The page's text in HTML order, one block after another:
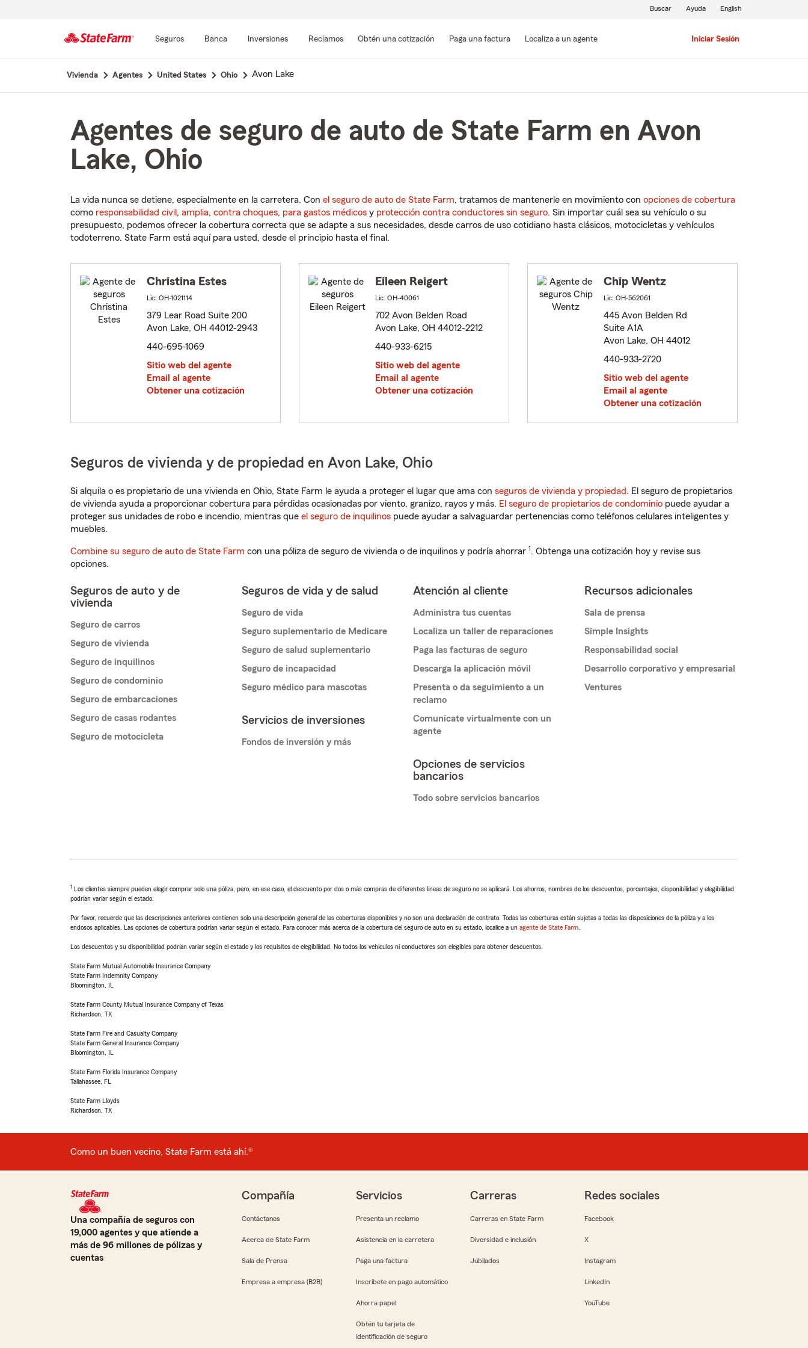
contenido
Seguros Banca Inversiones Reclamos Obtén una cotización Paga una factura Localiza a un agente Iniciar Sesión
Buscar Ayuda English
Vivienda Agentes United States Ohio Avon Lake
Agentes de seguro de auto de State Farm en Avon
Lake, Ohio
La vida nunca se detiene, especialmente en la carretera. Con el seguro de auto de State Farm, tratamos de mantenerle en movimiento con opciones de cobertura
como responsabilidad civil , amplia, contra choques, para gastos médicos y protección contra conductores sin seguro. Sin importar cuál sea su vehículo o su
presupuesto, podemos ofrecer la cobertura correcta que se adapte a sus necesidades, desde carros de uso cotidiano hasta clásicos, motocicletas y vehículos
todoterreno. State Farm está aquí para usted, desde el principio hasta el final.
Christina Estes
Lic: OH-1021114
379 Lear Road Suite 200
Avon Lake, OH 44012-2943
440-695-1069
Sitio web del agente
Email al agente
Obtener una cotización
Eileen Reigert
Lic: OH-40061
702 Avon Belden Road
Avon Lake, OH 44012-2212
440-933-6215
Sitio web del agente
Email al agente
Obtener una cotización
Chip Wentz
Lic: OH-562061
445 Avon Belden Rd
Suite A1A
Avon Lake, OH 44012
440-933-2720
Sitio web del agente
Email al agente
Obtener una cotización
Seguros de vivienda y de propiedad en Avon Lake, Ohio
Si alquila o es propietario de una vivienda en Ohio, State Farm le ayuda a proteger el lugar que ama con seguros de vivienda y propiedad. El seguro de propietarios
de vivienda ayuda a proporcionar cobertura para pérdidas ocasionadas por viento, granizo, rayos y más. El seguro de propietarios de condominio puede ayudar a
proteger sus unidades de robo e incendio, mientras que el seguro de inquilinos puede ayudar a salvaguardar pertenencias como teléfonos celulares inteligentes y
muebles.
Combine su seguro de auto de State Farm con una póliza de seguro de vivienda o de inquilinos y podría ahorrar 1. Obtenga una cotización hoy y revise sus
opciones.
Seguros de auto y de
vivienda
Seguro de carros
Seguro de vivienda
Seguro de inquilinos
Seguro de condominio
Seguro de embarcaciones
Seguro de casas rodantes
Seguro de motocicleta
Seguros de vida y de salud
Seguro de vida
Seguro suplementario de Medicare
Seguro de salud suplementario
Seguro de incapacidad
Seguro médico para mascotas
Servicios de inversiones
Fondos de inversión y más
Atención al cliente
Administra tus cuentas
Localiza un taller de reparaciones
Paga las facturas de seguro
Descarga la aplicación móvil
Presenta o da seguimiento a un
reclamo
Comunícate virtualmente con un
agente
Opciones de servicios
bancarios
Todo sobre servicios bancarios
Recursos adicionales
Sala de prensa
Simple Insights
Responsabilidad social
Desarrollo corporativo y empresarial
Ventures
1 Los clientes siempre pueden elegir comprar solo una póliza, pero, en ese caso, el descuento por dos o más compras de diferentes líneas de seguro no se aplicará. Los ahorros, nombres de los descuentos, porcentajes, disponibilidad y elegibilidad
podrían variar según el estado.
Por favor, recuerde que las descripciones anteriores contienen solo una descripción general de las coberturas disponibles y no son una declaración de contrato. Todas las coberturas están sujetas a todas las disposiciones de la póliza y a los
endosos aplicables. Las opciones de cobertura podrían variar según el estado. Para conocer más acerca de la cobertura del seguro de auto en su estado, localice a un agente de State Farm
Los descuentos y su disponibilidad podrían variar según el estado y los requisitos de elegibilidad. No todos los vehículos ni conductores son elegibles para obtener descuentos.
State Farm Mutual Automobile Insurance Company
State Farm Indemnity Company
Bloomington, IL
State Farm County Mutual Insurance Company of Texas
Richardson, TX
State Farm Fire and Casualty Company
State Farm General Insurance Company
Bloomington, IL
State Farm Florida Insurance Company
Tallahassee, FL
State Farm Lloyds
Richardson, TX
Como un buen vecino, State Farm está ahí.®
Una compañía de seguros con
19,000 agentes y que atiende a
más de 96 millones de pólizas y
cuentas
Compañía
Contáctanos
Acerca de State Farm
Sala de Prensa
Empresa a empresa (B2B)
Servicios
Presenta un reclamo
Asistencia en la carretera
Paga una factura
Inscríbete en pago automático
Ahorra papel
Obtén tu tarjeta de
identificación de seguro
Carreras
Carreras en State Farm
Diversidad e inclusión
Jubilados
Redes sociales
Facebook
X
Instagram
LinkedIn
YouTube